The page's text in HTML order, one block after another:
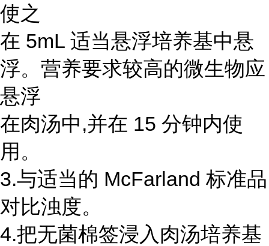
使之
在 5mL 适当悬浮培养基中悬
浮。营养要求较高的微生物应
悬浮
在肉汤中,并在 15 分钟内使
用。
3.与适当的 McFarland 标准品
对比浊度。
4.把无菌棉签浸入肉汤培养基